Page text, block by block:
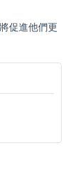
促進他們更